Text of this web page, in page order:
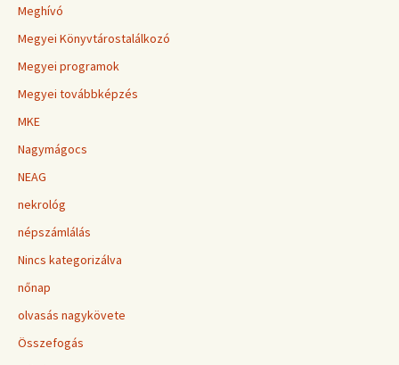
Meghívó
Megyei Könyvtárostalálkozó
Megyei programok
Megyei továbbképzés
MKE
Nagymágocs
NEAG
nekrológ
népszámlálás
Nincs kategorizálva
nőnap
olvasás nagykövete
Összefogás